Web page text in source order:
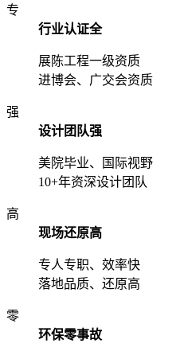
专
行业认证全
展陈工程一级资质
进博会、广交会资质
强
设计团队强
美院毕业、国际视野
10+年资深设计团队
高
现场还原高
专人专职、效率快
落地品质、还原高
零
环保零事故